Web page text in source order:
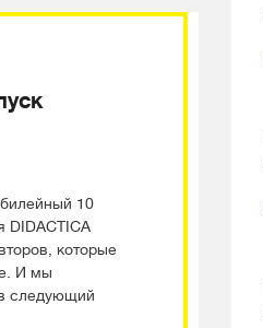
10
DIDACTICA
которые
И мы
следующий